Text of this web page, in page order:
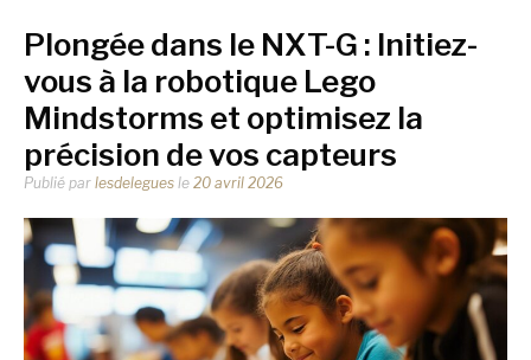
Plongée dans le NXT-G : Initiez-
vous à la robotique Lego
Mindstorms et optimisez la
précision de vos capteurs
Publié par lesdelegues le 20 avril 2026